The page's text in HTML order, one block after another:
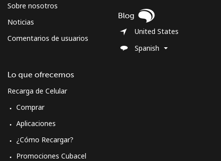
Sobre nosotros
Noticias
Comentarios de usuarios
Lo que ofrecemos
Recarga de Celular
Comprar
Aplicaciones
¿Cómo Recargar?
Promociones Cubacel
Blog
United States
Spanish